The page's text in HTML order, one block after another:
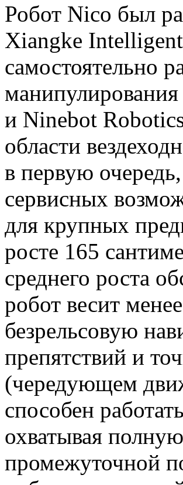
Робот Nico был
Xiangke
самостоятельно
и Ninebot
области
в первую
сервисных
для крупных
росте 165
среднего роста
робот весит
безрельсовую
препятствий и
(чередующем
способен
охватывая
промежуточной